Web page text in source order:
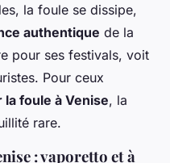
la foule se dissipe,
authentique de la
pour ses festivals, voit
Pour ceux
foule à Venise, la
rare.
: vaporetto et à